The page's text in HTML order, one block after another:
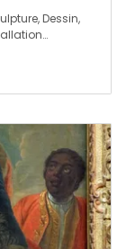
Dessin,